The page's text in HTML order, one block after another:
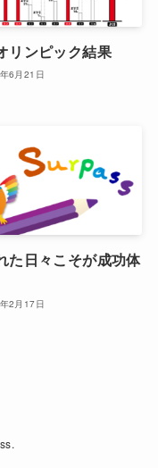
リンピック結果
6月21日
た日々こそが成功体
2月17日